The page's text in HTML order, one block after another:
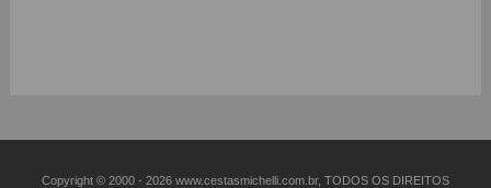
Incrível, não?
Copyright © 2000 - ­2026 www.cestasmichelli.com.br, TODOS OS DIREITOS